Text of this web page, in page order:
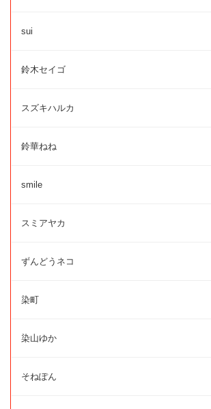
sui
鈴木セイゴ
スズキハルカ
鈴華ねね
smile
スミアヤカ
ずんどうネコ
染町
染山ゆか
そねぽん